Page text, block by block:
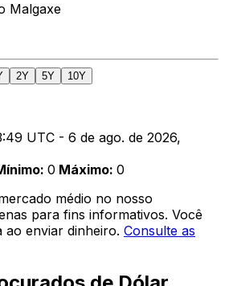
Malgaxe
2Y 5Y 10Y
UTC - 6 de ago. de 2026,
: 0 Máximo: 0
médio no nosso
para fins informativos. Você
ao enviar dinheiro. Consulte as